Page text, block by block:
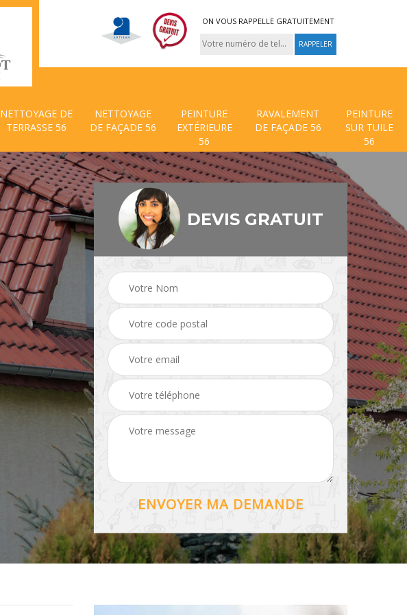
ON VOUS RAPPELLE GRATUITEMENT
NETTOYAGE DE
TERRASSE 56
NETTOYAGE
DE FAÇADE 56
PEINTURE
EXTÉRIEURE
56
RAVALEMENT
DE FAÇADE 56
PEINTURE
SUR TUILE
56
Peinture dessous de
toit 56 Hydrofuge toiture 56 Traitement anti
56
DEVIS GRATUIT